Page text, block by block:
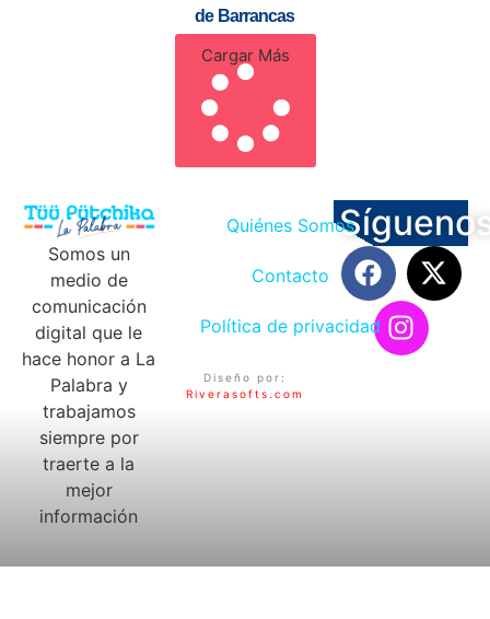
de Barrancas
Cargar Más
Somos un
medio de
comunicación
digital que le
hace honor a La
Palabra y
trabajamos
siempre por
traerte a la
mejor
información
Quiénes Somos
Contacto
Política de privacidad
Diseño por:
Riverasofts.com